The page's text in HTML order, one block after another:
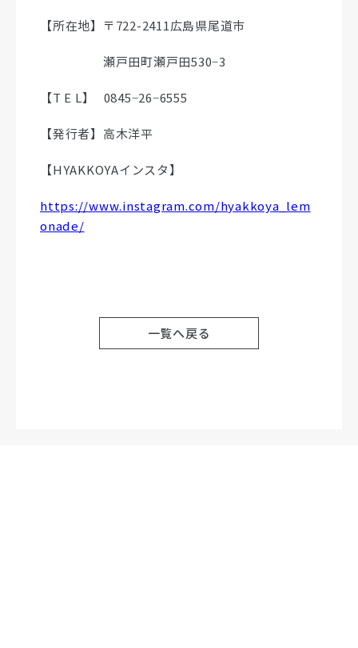
【所在地】〒722-2411広島県尾道市
瀬戸田町瀬戸田530−3
【T E L】 0845−26−6555
【発行者】高木洋平
【HYAKKOYAインスタ】
https://www.instagram.com/hyakkoya_lem
onade/
一覧へ戻る